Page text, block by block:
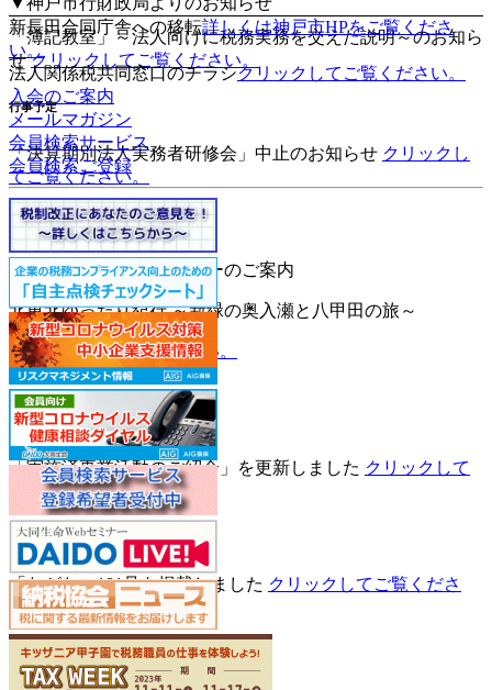
「簿記教室」 ～法人向けに税務実務を交えた説明～のお知ら
せ クリックしてご覧ください。
行事予定
「決算期別法人実務者研修会」 中止のお知らせ クリックし
てご覧ください。
行事予定
第5回 NKメンバーズツアーのご案内
北東北ゆったり紀行～新緑の奥入瀬と八甲田の旅～
クリックしてご覧ください。
中止になりました
事業活動
「実施済事業活動のご紹介」 を更新しました クリックして
ご覧ください。
広 報 誌
「ながた」181号を掲載しました クリックしてご覧くださ
い。
行事予定
新長田合同庁舎への移転詳しくは神戸市HPをご覧くださ
い。
法人関係税共同窓口のチラシクリックしてご覧ください。
入会のご案内
メールマガジン
会員検索サービス
会員検索ご登録